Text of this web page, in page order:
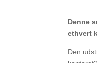
Denne
ethvert
Den